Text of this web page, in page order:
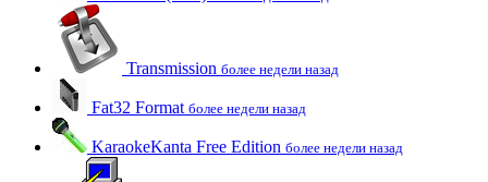
Transmission более недели назад
Fat32 Format более недели назад
KaraokeKanta Free Edition более недели назад